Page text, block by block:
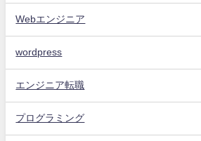
Webエンジニア
wordpress
エンジニア転職
プログラミング